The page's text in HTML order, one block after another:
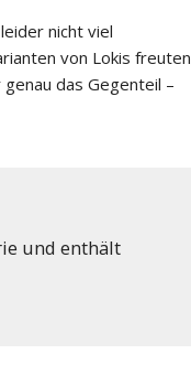
nicht viel
von Lokis freuten
das Gegenteil –
und enthält